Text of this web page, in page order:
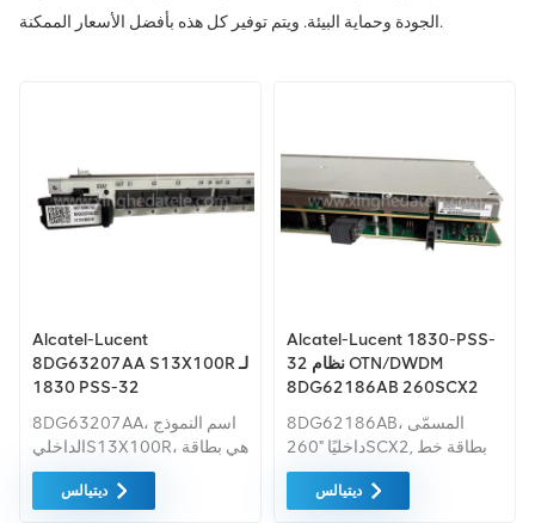
الجودة وحماية البيئة. ويتم توفير كل هذه بأفضل الأسعار الممكنة.
Alcatel-Lucent
8DG63207AA S13X100R لـ
1830 PSS-32
8DG63207AA، اسم النموذج
الداخليS13X100R، هي بطاقة
خط مُضاعِف متماسك PRNCD
بسرعة 100 جيجابت تم تطويرها
ديتيالس
Alcatel-Lucent 1830-PSS-
32 نظام OTN/DWDM
8DG62186AB 260SCX2
8DG62186AB، المسمّى
داخليًا "260SCX2, بطاقة خط
مُحوِّل بصري متماسك تناظري/
رقمي ثنائي القناة بسعة 200Gديتيالس